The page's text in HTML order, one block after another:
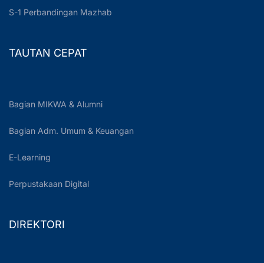
S-1 Perbandingan Mazhab
TAUTAN CEPAT
Bagian MIKWA & Alumni
Bagian Adm. Umum & Keuangan
E-Learning
Perpustakaan Digital
DIREKTORI